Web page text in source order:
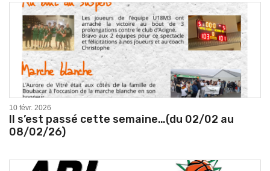
10 févr. 2026
Il s’est passé cette semaine…(du 02/02 au
08/02/26)